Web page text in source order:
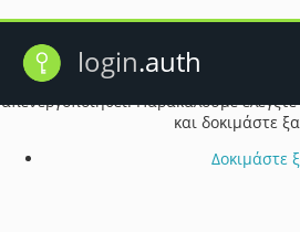
login.auth
Ενδέχεται τα cookie του
απενεργοποιηθεί. Παρακαλούμε ελέγξτε
και δοκιμάστε
Δοκιμάστε